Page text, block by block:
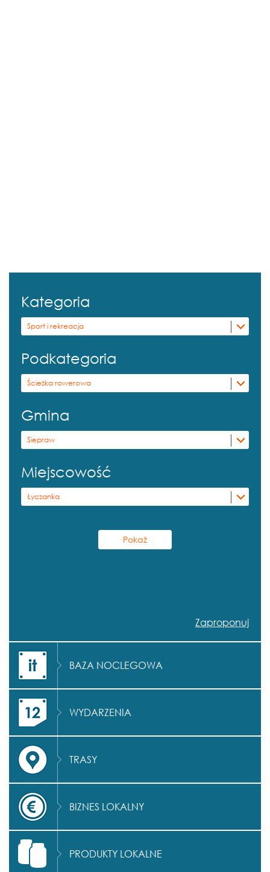
Kategoria
Sport i rekreacja
Podkategoria
Ścieżka rowerowa
Gmina
Siepraw
Miejscowość
Łyczanka
Zaproponuj
BAZA NOCLEGOWA
WYDARZENIA
TRASY
BIZNES LOKALNY
PRODUKTY LOKALNE